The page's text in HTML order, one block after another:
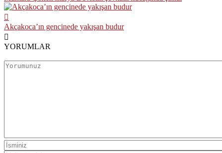
Akçakoca’ın gencinede yakışan budur
YORUMLAR